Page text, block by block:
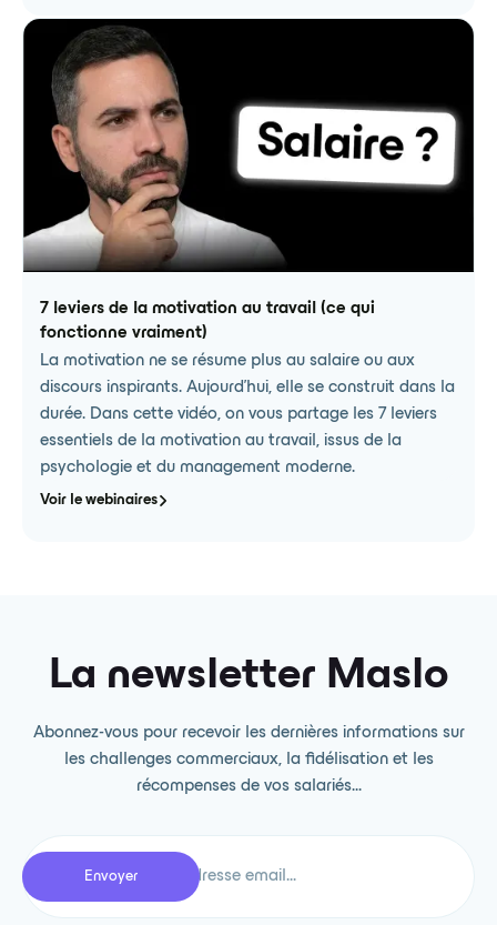
7 leviers de la motivation au travail (ce qui
fonctionne vraiment)
La motivation ne se résume plus au salaire ou aux
discours inspirants. Aujourd'hui, elle se construit dans la
durée. Dans cette vidéo, on vous partage les 7 leviers
essentiels de la motivation au travail, issus de la
psychologie et du management moderne.
Voir le webinaires
La newsletter Maslo
Abonnez-vous pour recevoir les dernières informations sur
les challenges commerciaux, la fidélisation et les
récompenses de vos salariés...